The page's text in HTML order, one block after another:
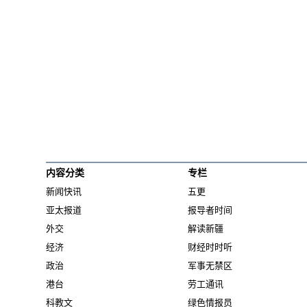
内容分类
新闻快讯
亚太报道
外交
经济
政治
港台
科教文
专栏
五更
报导者时间
解读新疆
财经时时听
军事无禁区
劳工通讯
绿色情报员